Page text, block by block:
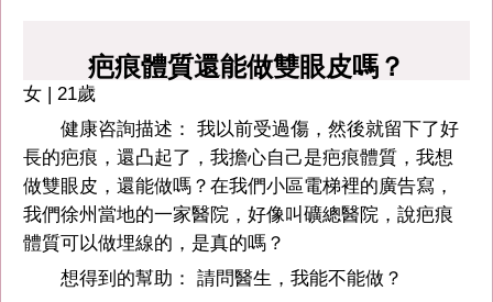
疤痕體質還能做雙眼皮嗎？
女 | 21歲
健康咨詢描述： 我以前受過傷，然後就留下了好
長的疤痕，還凸起了，我擔心自己是疤痕體質，我想
做雙眼皮，還能做嗎？在我們小區電梯裡的廣告寫，
我們徐州當地的一家醫院，好像叫礦總醫院，說疤痕
體質可以做埋線的，是真的嗎？
想得到的幫助： 請問醫生，我能不能做？